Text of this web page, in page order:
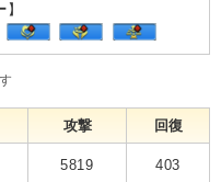
】
攻撃 回復
5819 403